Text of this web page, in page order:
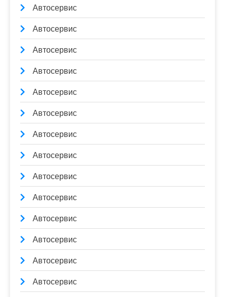
Автосервис
Автосервис
Автосервис
Автосервис
Автосервис
Автосервис
Автосервис
Автосервис
Автосервис
Автосервис
Автосервис
Автосервис
Автосервис
Автосервис